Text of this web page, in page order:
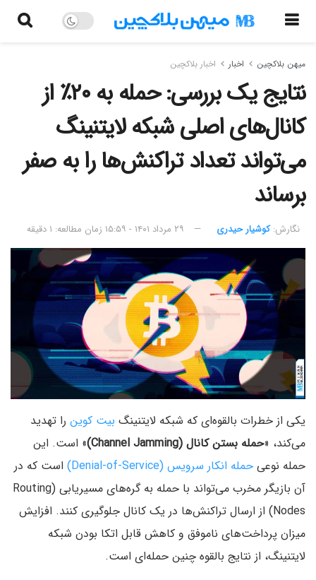
میهن بلاکچین اخبار اخبار بلاکچین
نتایج یک بررسی: حمله به ۲۰٪ از
کانال‌های اصلی شبکه لایتنینگ
می‌تواند تعداد تراکنش‌ها را به صفر
برساند
نگارش:‌ کوشیار حیدری ۲۹ مرداد ۱۴۰۱ - ۱۵:۵۹ زمان مطالعه: ۱ دقیقه
یکی از خطرات بالقوه‌ای که شبکه لایتنینگ بیت کوین را تهدید
می‌کند، «حمله بستن کانال (Channel Jamming)
» است. این
حمله نوعی حمله انکار سرویس (Denial-of-Service)
است که در
آن بازیگر مخرب می‌تواند با حمله به گره‌های مسیریابی (Routing
Nodes) از ارسال تراکنش‌ها در یک کانال جلوگیری کنند. افزایش
میزان پرداخت‌های ناموفق و کاهش قابل اتکا بودن شبکه
لایتنینگ، از نتایج بالقوه چنین حمله‌ای است.